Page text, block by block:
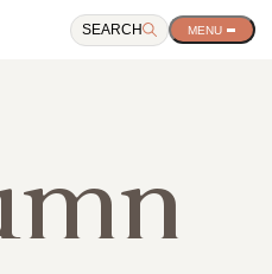
SEARCH
サ